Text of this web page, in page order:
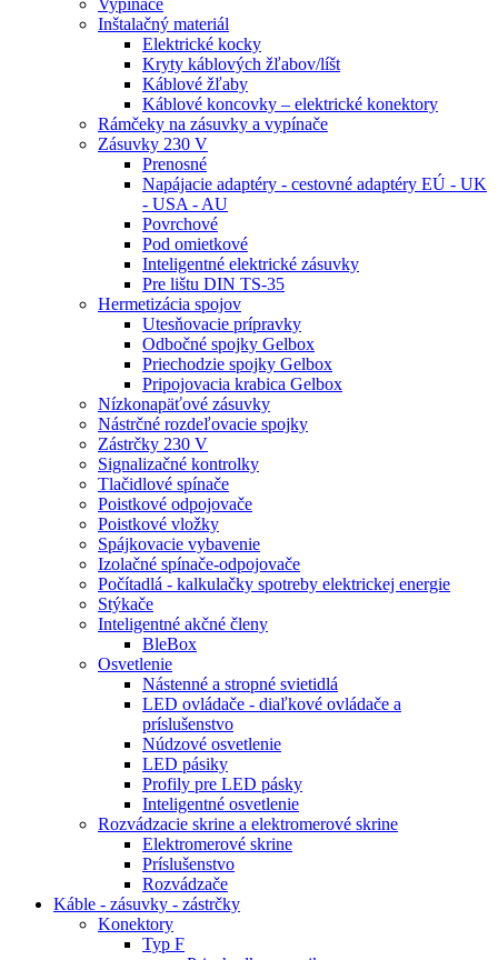
Vypínače
Inštalačný materiál
Elektrické kocky
Kryty káblových žľabov/líšt
Káblové žľaby
Káblové koncovky – elektrické konektory
Rámčeky na zásuvky a vypínače
Zásuvky 230 V
Prenosné
Napájacie adaptéry - cestovné adaptéry EÚ - UK
- USA - AU
Povrchové
Pod omietkové
Inteligentné elektrické zásuvky
Pre lištu DIN TS-35
Hermetizácia spojov
Utesňovacie prípravky
Odbočné spojky Gelbox
Priechodzie spojky Gelbox
Pripojovacia krabica Gelbox
Nízkonapäťové zásuvky
Nástrčné rozdeľovacie spojky
Zástrčky 230 V
Signalizačné kontrolky
Tlačidlové spínače
Poistkové odpojovače
Poistkové vložky
Spájkovacie vybavenie
Izolačné spínače-odpojovače
Počítadlá - kalkulačky spotreby elektrickej energie
Stýkače
Inteligentné akčné členy
BleBox
Osvetlenie
Nástenné a stropné svietidlá
LED ovládače - diaľkové ovládače a
príslušenstvo
Núdzové osvetlenie
LED pásiky
Profily pre LED pásky
Inteligentné osvetlenie
Rozvádzacie skrine a elektromerové skrine
Elektromerové skrine
Príslušenstvo
Rozvádzače
Káble - zásuvky - zástrčky
Konektory
Typ F